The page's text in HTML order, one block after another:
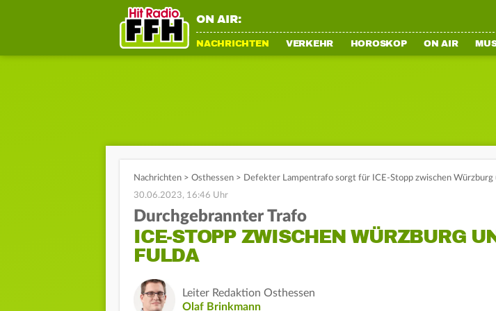
ON AIR:
NACHRICHTEN VERKEHR HOROSKOP ON AIR
Nachrichten > Osthessen > Defekter Lampentrafo sorgt für ICE-Stopp zwischen Würzburg
30.06.2023, 16:46 Uhr
Durchgebrannter Trafo
ICE-STOPP ZWISCHEN WÜRZBURG
FULDA
Leiter Redaktion Osthessen
Olaf Brinkmann